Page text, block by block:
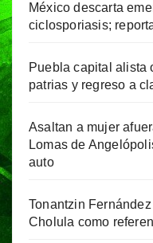
México descarta
ciclosporiasis;
Puebla capital alista
patrias y regreso a
Asaltan a mujer
Lomas de
auto
Tonantzin
Cholula como